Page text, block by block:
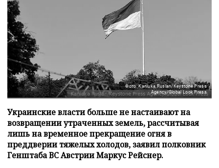
Фото: Kaniuka Ruslan/Keystone Press
Agency/Global Look Press
Украинские власти больше не настаивают на
возвращении утраченных земель, рассчитывая
лишь на временное прекращение огня в
преддверии тяжелых холодов, заявил полковник
Генштаба ВС Австрии Маркус Рейснер.